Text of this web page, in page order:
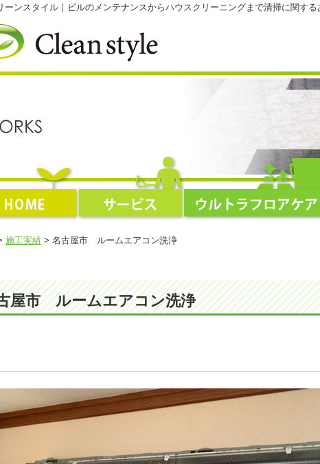
ーンスタイル｜ビルのメンテナンスからハウスクリーニングまで清掃に関す
施工実績 > 名古屋市 ルームエアコン洗浄
屋市 ルームエアコン洗浄